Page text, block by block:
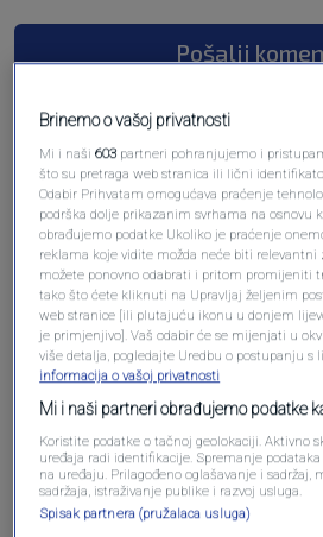
Pošalji
Oglas
Brinemo o vašoj privatnosti
Mi i naši603 partneri pohranjujemo i
što su pretraga web stranica ili lični
Odabir Prihvatam omogućava praćenje
podrška dolje prikazanim svrhama na osnovu
obrađujemo podatke Ukoliko je praćenje
reklama koje vidite možda neće biti relevantni
možete ponovno odabrati i pritom promijeniti
tako što ćete kliknuti na Upravljaj željenim
web stranice [ili plutajuću ikonu u donjem
je primjenjivo]. Vaš odabir će se mijenjati u
više detalja, pogledajte Uredbu o postupanju s
informacija o vašoj privatnosti
Mi i naši partneri obrađujemo podatke
Koristite podatke o tačnoj geolokaciji. Aktivno
uređaja radi identifikacije. Spremanje
na uređaju. Prilagođeno oglašavanje i sadržaj,
sadržaja, istraživanje publike i razvoj usluga.
Spisak partnera (pružalaca usluga)